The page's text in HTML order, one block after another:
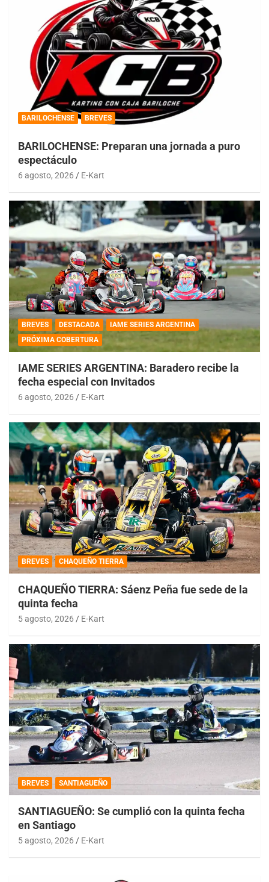
BARILOCHENSE BREVES
BARILOCHENSE: Preparan una jornada a puro
espectáculo
6 agosto, 2026 E-Kart
BREVES DESTACADA
IAME SERIES ARGENTINA
PRÓXIMA COBERTURA
IAME SERIES ARGENTINA: Baradero recibe la
fecha especial con Invitados
6 agosto, 2026 E-Kart
BREVES CHAQUEÑO TIERRA
CHAQUEÑO TIERRA: Sáenz Peña fue sede de la
quinta fecha
5 agosto, 2026 E-Kart
BREVES SANTIAGUEÑO
SANTIAGUEÑO: Se cumplió con la quinta fecha
en Santiago
5 agosto, 2026 E-Kart